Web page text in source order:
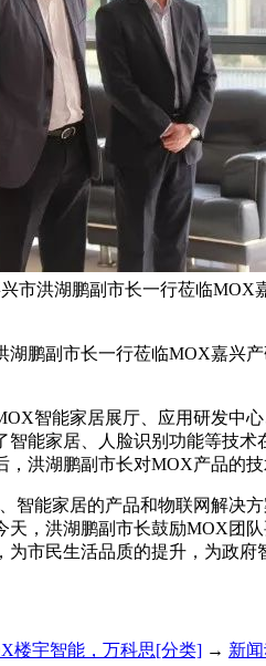
市洪湖鹏副市长一行莅临
湖鹏副市长一行莅临MOX嘉兴
智能家居展厅、应用研发中
智能家居、人脸识别功能等技
洪湖鹏副市长对MOX产品的技
智能家居的产品和物联网解决
天，洪湖鹏副市长鼓励MOX团
市民生活品质的提升，为政府
楼宇智能，万科思[分类] → 新